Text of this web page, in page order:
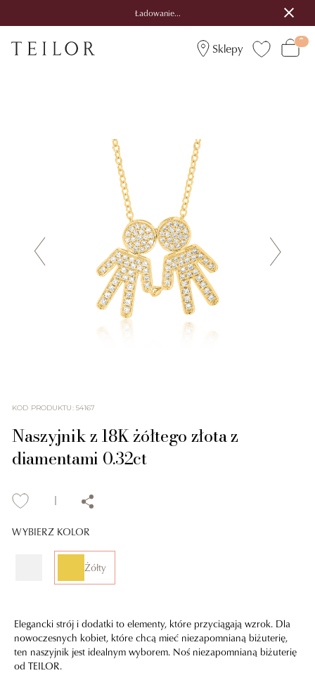
Ładowanie...
Sklepy
KOD PRODUKTU: 54167
Naszyjnik z 18K żółtego złota z
diamentami 0.32ct
WYBIERZ KOLOR
Żółty
Elegancki strój i dodatki to elementy, które przyciągają wzrok. Dla
nowoczesnych kobiet, które chcą mieć niezapomnianą biżuterię,
ten naszyjnik jest idealnym wyborem. Noś niezapomnianą biżuterię
od TEILOR.